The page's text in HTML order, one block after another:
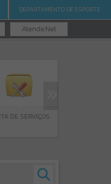
DEPARTAMENTO DE ESPORTE
Atende.Net
PROGRAMA BOLSA